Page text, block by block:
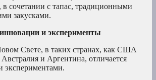
в сочетании с тапас, традиционными
закусками.
и эксперименты
Свете, в таких странах, как США
и Аргентина, отличается
экспериментами.